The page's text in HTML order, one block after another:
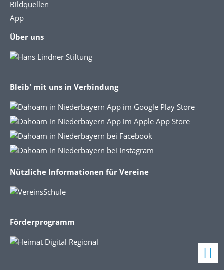
Bildquellen
App
Über uns
Bleib' mit uns in Verbindung
Nützliche Informationen für Vereine
Förderprogramm